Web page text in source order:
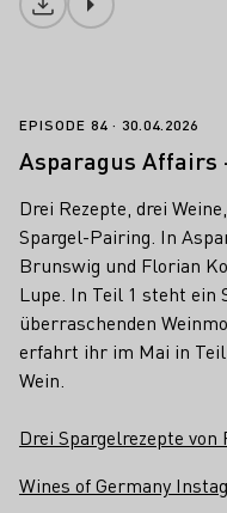
Download
Asparagus
EPISODE 84 30.04.2026
Asparagus Affairs
Drei Rezepte, drei
Spargel-Pairing. In
Brunswig und Florian
Lupe. In Teil 1 steht ein
überraschenden
erfahrt ihr im Mai in
Wein.
Drei Spargelrezepte
Wines of Germany